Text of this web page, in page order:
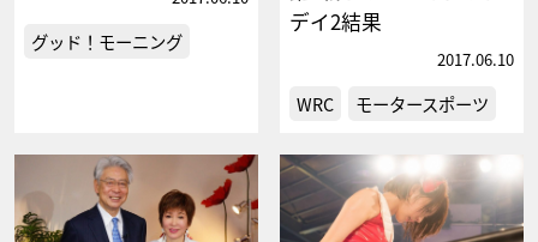
グッド！モーニング
デイ2結果
2017.06.10
WRC モータースポーツ